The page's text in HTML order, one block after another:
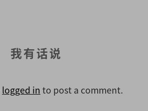
我有话说
logged in to post a comment.